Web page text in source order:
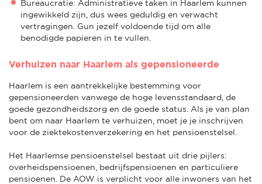
Bureaucratie: Administratieve taken in Haarlem kunnen
ingewikkeld zijn, dus wees geduldig en verwacht
vertragingen. Gun jezelf voldoende tijd om alle
benodigde papieren in te vullen.
Verhuizen naar Haarlem als gepensioneerde
Haarlem is een aantrekkelijke bestemming voor
gepensioneerden vanwege de hoge levensstandaard, de
goede gezondheidszorg en de goede status. Als je van plan
bent om naar Haarlem te verhuizen, moet je je inschrijven
voor de ziektekostenverzekering en het pensioenstelsel.
Het Haarlemse pensioenstelsel bestaat uit drie pijlers:
overheidspensioenen, bedrijfspensioenen en particuliere
pensioenen. De AOW is verplicht voor alle inwoners van het